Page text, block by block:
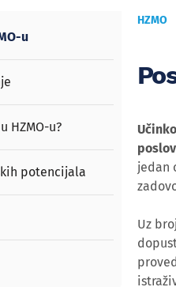
u
HZMO-u?
potencijala
HZMO
jedan
Uz